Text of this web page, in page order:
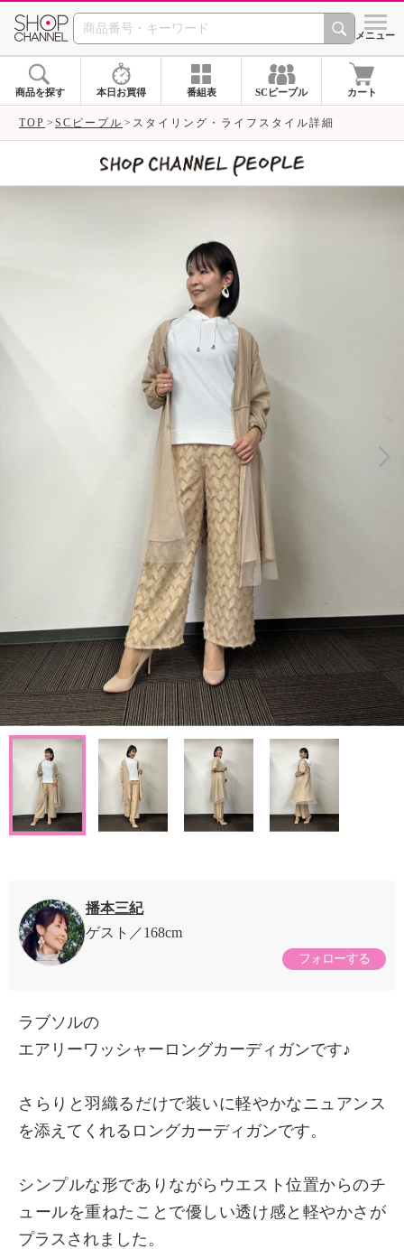
SHOP CHANNEL シメニュー
商品を探す 本日お買得 番組表 SCピープル カート
TOP SCピープル スタイリング・ライフスタイル詳細
播本三紀
ゲスト
168cm
フォローする
ラブソルの
エアリーワッシャーロングカーディガンです♪
さらりと羽織るだけで装いに軽やかなニュアンス
を添えてくれるロングカーディガンです。
シンプルな形でありながらウエスト位置からのチ
ュールを重ねたことで優しい透け感と軽やかさが
プラスされました。